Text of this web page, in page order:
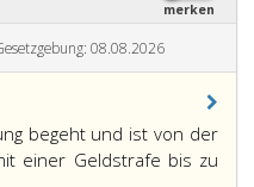
merken
08.08.2026
begeht und ist von der
einer Geldstrafe bis zu